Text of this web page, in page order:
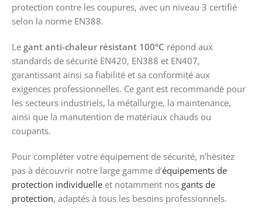
protection contre les coupures, avec un niveau 3 certifié
selon la norme EN388.
Le gant anti-chaleur résistant 100°C répond aux
standards de sécurité EN420, EN388 et EN407,
garantissant ainsi sa fiabilité et sa conformité aux
exigences professionnelles. Ce gant est recommandé pour
les secteurs industriels, la métallurgie, la maintenance,
ainsi que la manutention de matériaux chauds ou
coupants.
Pour compléter votre équipement de sécurité, n’hésitez
pas à découvrir notre large gamme d’équipements de
protection individuelle et notamment nos gants de
protection, adaptés à tous les besoins professionnels.